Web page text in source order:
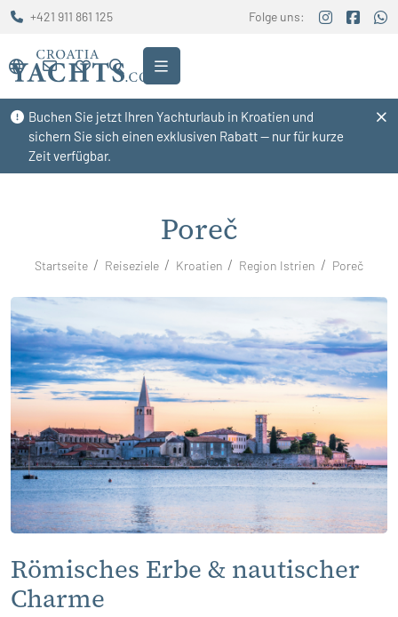
Buchen Sie jetzt Ihren Yachturlaub in Kroatien und
sichern Sie sich einen exklusiven Rabatt — nur für kurze
Zeit verfügbar.
+421 911 861 125 Folge uns:
Poreč
Startseite Reiseziele Kroatien Region Istrien Poreč
Römisches Erbe & nautischer
Charme